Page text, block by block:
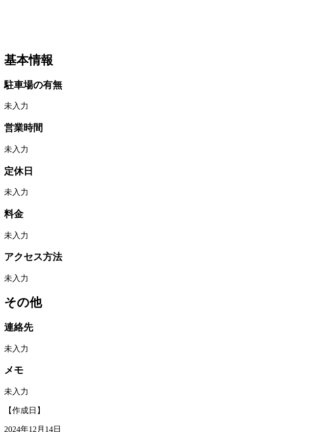
基本情報
駐車場の有無
未入力
営業時間
未入力
定休日
未入力
料金
未入力
アクセス方法
未入力
その他
連絡先
未入力
メモ
未入力
【作成日】
2024年12月14日